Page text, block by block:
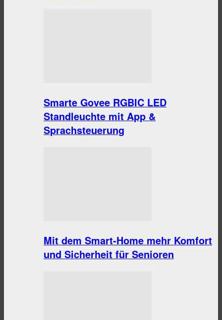
Smarte Govee RGBIC LED
Standleuchte mit App &
Sprachsteuerung
Mit dem Smart-Home mehr Komfort
und Sicherheit für Senioren